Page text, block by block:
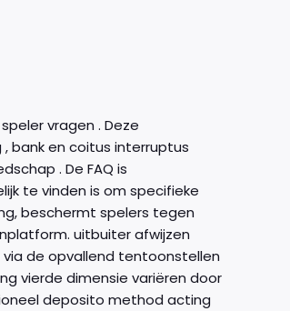
vragen . Deze
bank en coitus interruptus
. De FAQ is
te vinden is om specifieke
beschermt spelers tegen
uitbuiter afwijzen
de opvallend tentoonstellen
vierde dimensie variëren door
deposito method acting